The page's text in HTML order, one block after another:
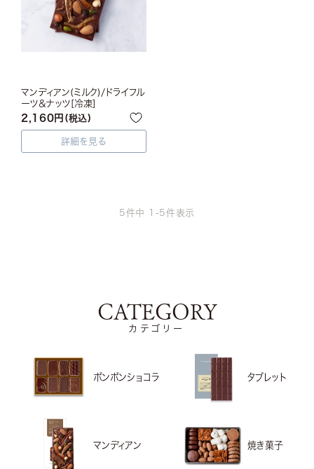
マンディアン(ミルク)/ドライフル
ーツ＆ナッツ[冷凍]
2,160 税込
詳細を見る
5件中 -5件表示
CATEGORY
カテゴリー
ボンボンショコラ タブレット
マンディアン 焼き菓子